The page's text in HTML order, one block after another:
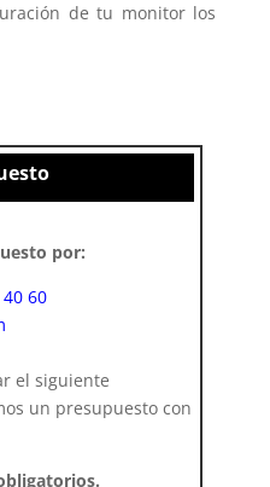
de tu monitor los
por:
60
el siguiente
un presupuesto con